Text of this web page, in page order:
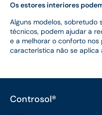
Os estores interiores
Alguns modelos, sobretudo
técnicos, podem ajudar a
e a melhorar o conforto nos
característica não se aplica
Controsol®